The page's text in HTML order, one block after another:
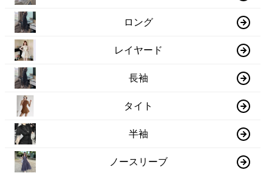
ロング
レイヤード
長袖
タイト
半袖
ノースリーブ